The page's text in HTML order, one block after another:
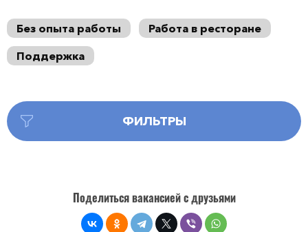
Без опыта работы
Работа в ресторане
Поддержка
ФИЛЬТРЫ
Поделиться вакансией с друзьями